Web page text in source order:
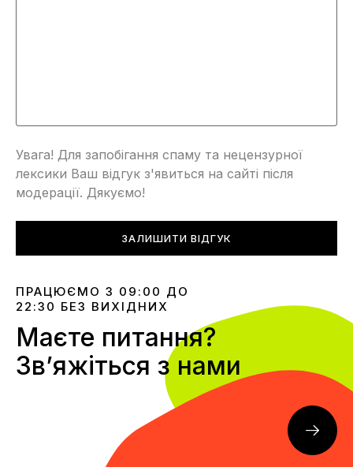
Увага! Для запобігання спаму та нецензурної
лексики Ваш відгук з'явиться на сайті після
модерації. Дякуємо!
ЗАЛИШИТИ ВІДГУК
ПРАЦЮЄМО З 09:00 ДО
22:30 БЕЗ ВИХІДНИХ
Маєте питання?
Звʼяжіться з нами